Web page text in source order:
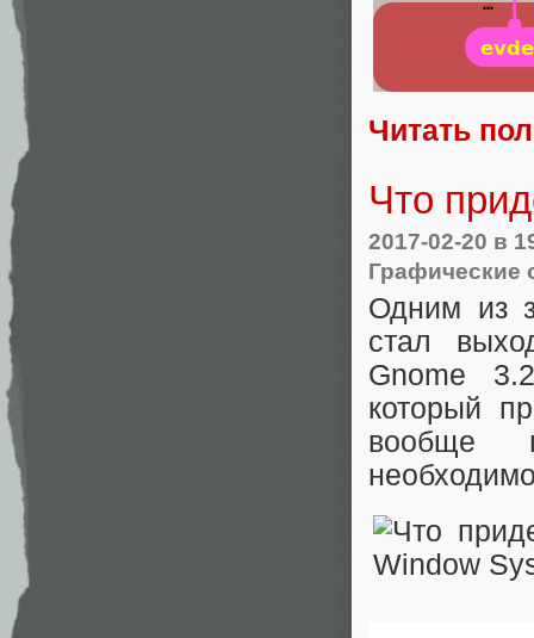
Читать
Что
2017-02-20 в
Графические
Одним из
стал
Gnome
который
вообще